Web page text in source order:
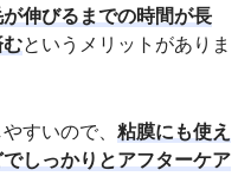
伸びるまでの時間が長
というメリットがありま
すいので、 粘膜にも使え
しっかりとアフターケア